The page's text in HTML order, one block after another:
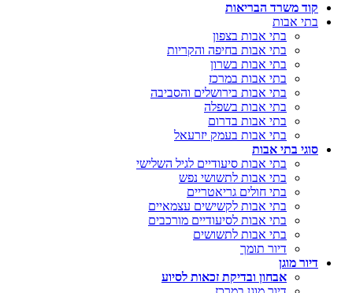
קוד משרד הבריאות
בתי אבות
בתי אבות בצפון
בתי אבות בחיפה והקריות
בתי אבות בשרון
בתי אבות במרכז
בתי אבות בירושלים והסביבה
בתי אבות בשפלה
בתי אבות בדרום
בתי אבות בעמק יזרעאל
סוגי בתי אבות
בתי אבות סיעודיים לגיל השלישי
בתי אבות לתשושי נפש
בתי חולים גריאטריים
בתי אבות לקשישים עצמאיים
בתי אבות לסיעודיים מורכבים
בתי אבות לתשושים
דיור תומך
דיור מוגן
אבחון ובדיקת זכאות לסיוע